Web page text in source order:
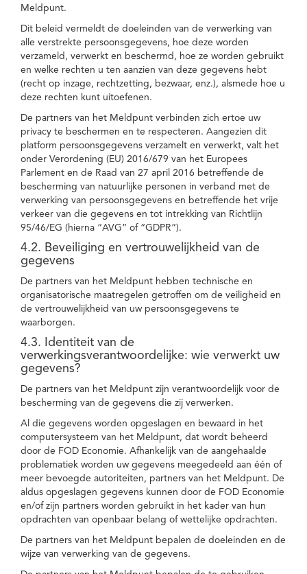
Meldpunt.
Dit beleid vermeldt de doeleinden van de verwerking van
alle verstrekte persoonsgegevens, hoe deze worden
verzameld, verwerkt en beschermd, hoe ze worden gebruikt
en welke rechten u ten aanzien van deze gegevens hebt
(recht op inzage, rechtzetting, bezwaar, enz.), alsmede hoe u
deze rechten kunt uitoefenen.
De partners van het Meldpunt verbinden zich ertoe uw
privacy te beschermen en te respecteren. Aangezien dit
platform persoonsgegevens verzamelt en verwerkt, valt het
onder Verordening (EU) 2016/679 van het Europees
Parlement en de Raad van 27 april 2016 betreffende de
bescherming van natuurlijke personen in verband met de
verwerking van persoonsgegevens en betreffende het vrije
verkeer van die gegevens en tot intrekking van Richtlijn
95/46/EG (hierna “AVG” of “GDPR”).
4.2. Beveiliging en vertrouwelijkheid van de
gegevens
De partners van het Meldpunt hebben technische en
organisatorische maatregelen getroffen om de veiligheid en
de vertrouwelijkheid van uw persoonsgegevens te
waarborgen.
4.3. Identiteit van de
verwerkingsverantwoordelijke: wie verwerkt uw
gegevens?
De partners van het Meldpunt zijn verantwoordelijk voor de
bescherming van de gegevens die zij verwerken.
Al die gegevens worden opgeslagen en bewaard in het
computersysteem van het Meldpunt, dat wordt beheerd
door de FOD Economie. Afhankelijk van de aangehaalde
problematiek worden uw gegevens meegedeeld aan één of
meer bevoegde autoriteiten, partners van het Meldpunt. De
aldus opgeslagen gegevens kunnen door de FOD Economie
en/of zijn partners worden gebruikt in het kader van hun
opdrachten van openbaar belang of wettelijke opdrachten.
De partners van het Meldpunt bepalen de doeleinden en de
wijze van verwerking van de gegevens.